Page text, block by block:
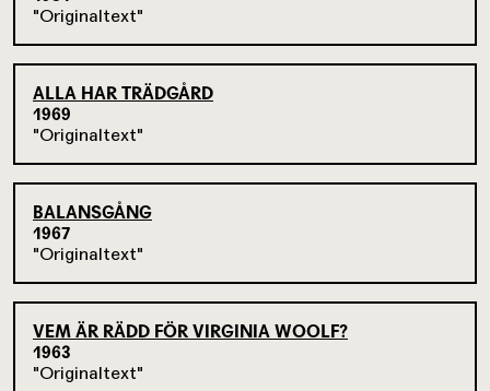
Originaltext
ALLA HAR TRÄDGÅRD
1969
Originaltext
BALANSGÅNG
1967
Originaltext
VEM ÄR RÄDD FÖR VIRGINIA WOOLF?
1963
Originaltext